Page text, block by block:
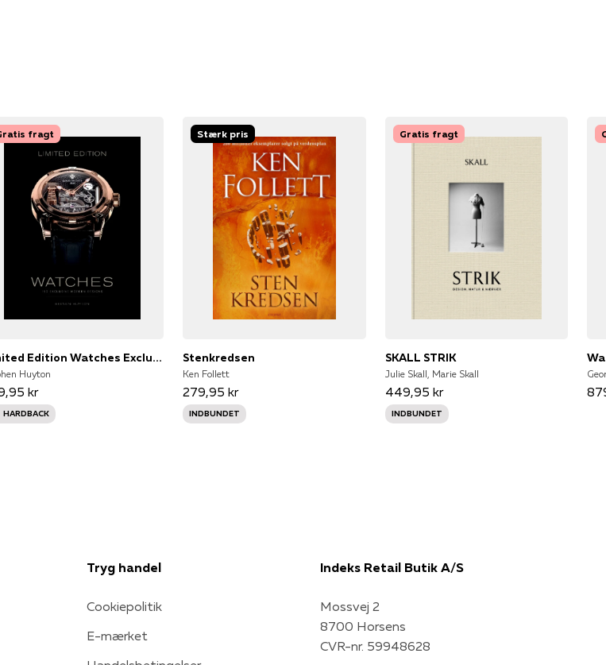
fragt
Limited Edition Watches Exclusive Modern Designs
Huyton
kr
HARDBACK
Stærk pris
Stenkredsen
Ken Follett
279,95 kr
INDBUNDET
Gratis fragt
SKALL STRIK
Julie Skall, Marie Skall
449,95 kr
INDBUNDET
Tryg handel
Cookiepolitik
E-mærket
Indeks Retail Butik A/S
Mossvej 2
8700 Horsens
CVR-nr. 59948628